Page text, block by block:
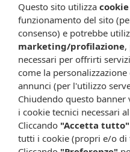
ISCRIVITI ALLA
Rimani aggiornato su
Questo sito utilizza
funzionamento del sito
consenso) e potrebbe
marketing/profilazione,
necessari per offrirti
come la
annunci (per l'utilizzo
Chiudendo questo
i cookie tecnici necessari
Cliccando "Accetta tutto"
tutti i cookie (propri e/o di